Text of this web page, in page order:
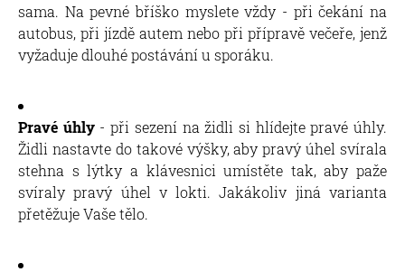
sama. Na pevné bříško myslete vždy - při čekání na
autobus, při jízdě autem nebo při přípravě večeře, jenž
vyžaduje dlouhé postávání u sporáku.
Pravé úhly - při sezení na židli si hlídejte pravé úhly.
Židli nastavte do takové výšky, aby pravý úhel svírala
stehna s lýtky a klávesnici umístěte tak, aby paže
svíraly pravý úhel v lokti. Jakákoliv jiná varianta
přetěžuje Vaše tělo.